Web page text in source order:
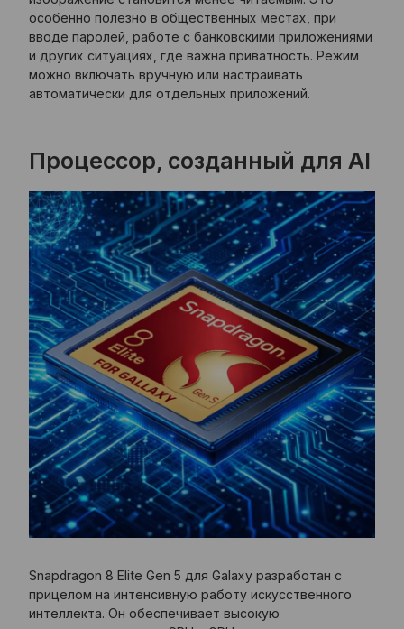
особенно полезно в общественных местах, при
вводе паролей, работе с банковскими приложениями
и других ситуациях, где важна приватность. Режим
можно включать вручную или настраивать
автоматически для отдельных приложений.
Процессор, созданный для AI
Snapdragon 8 Elite Gen 5 для Galaxy разработан с
прицелом на интенсивную работу искусственного
интеллекта. Он обеспечивает высокую